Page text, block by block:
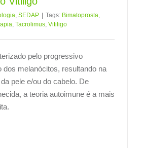
SEDAP | Tags: Bimatoprosta
Tacrolimus Vitiligo
pelo progressivo
dos melanócitos, resultando na
pele e/ou do cabelo. De
a teoria autoimune é a mais